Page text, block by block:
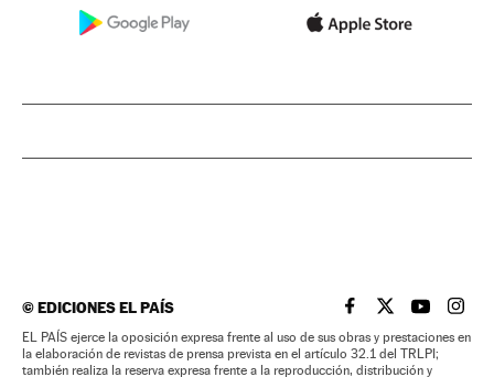
©EDICIONES EL PAÍS EL PAÍS BRASIL EN
EL PAÍSEL PAÍS
EL
EL PAÍS ejerce la oposición expresa frente al uso de sus obras y prestaciones en
la elaboración de revistas de prensa prevista en el artículo 32.1 del TRLPI;
también realiza la reserva expresa frente a la reproducción, distribución y